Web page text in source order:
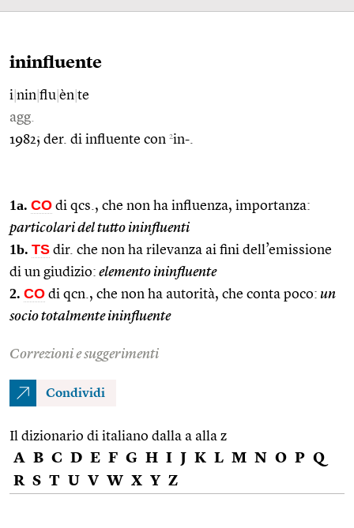
ininfluente
i nin flu èn te
agg.
1982; der. di influente con 2in-.
1a. CO di qcs., che non ha influenza, importanza:
particolari del tutto ininfluenti
1b. TS dir. che non ha rilevanza ai fini dell’emissione
di un giudizio: elemento ininfluente
2. CO di qcn., che non ha autorità, che conta poco: un
socio totalmente ininfluente
Correzioni e suggerimenti
Condividi
Il dizionario di italiano dalla a alla z
A B C D E F G H I J K L M N O P Q
R S T U V W X Y Z